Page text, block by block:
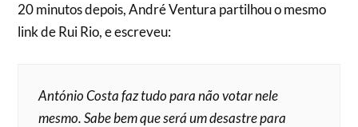
20 minutos depois, André Ventura partilhou o mesmo
link de Rui Rio, e escreveu:
António Costa faz tudo para não votar nele
mesmo. Sabe bem que será um desastre para